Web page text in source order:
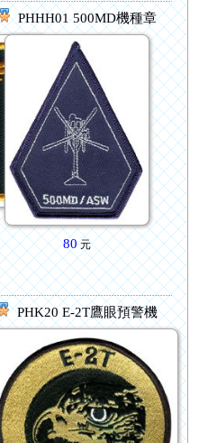
PHHH01 500MD機種章
80元
PHK20 E-2T鷹眼預警機